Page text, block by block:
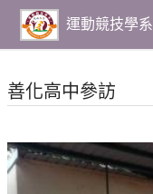
主
要
容
運動競技學系
善化高中參訪